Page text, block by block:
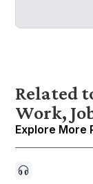
Related
Work,
Explore More